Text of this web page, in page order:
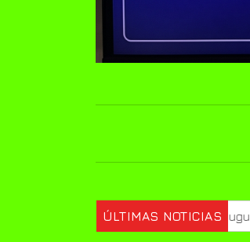
ÚLTIMAS NOTICIAS
em português terminam quinta